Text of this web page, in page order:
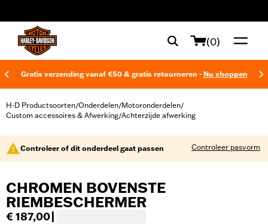
(0)
Gratis verzending vanaf €50 & gratis retourneren - Nu shoppen
H-D Productsoorten/Onderdelen/Motoronderdelen/
Custom accessoires & Afwerking/Achterzijde afwerking
Controleer of dit onderdeel gaat passen Controleer pasvorm
CHROMEN BOVENSTE
RIEMBESCHERMER
€ 187,00